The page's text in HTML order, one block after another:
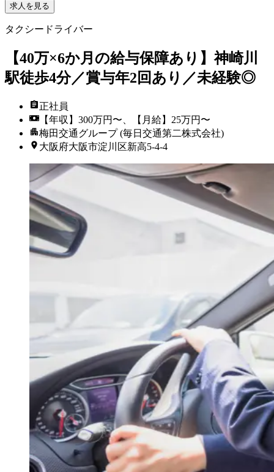
求人を見る
タクシードライバー
【40万×6か月の給与保障あり】神崎川
駅徒歩4分／賞与年2回あり／未経験◎
正社員
【年収】300万円〜、【月給】25万円〜
梅田交通グループ (毎日交通第二株式会社)
大阪府大阪市淀川区新高5-4-4